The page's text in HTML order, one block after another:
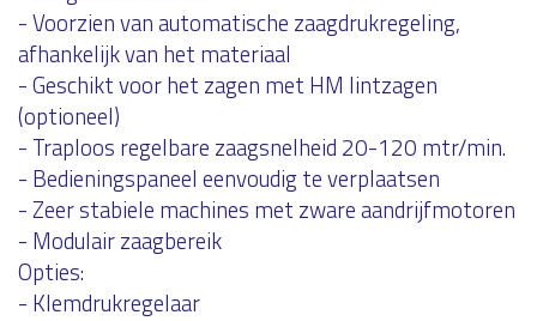
- Voorzien van automatische zaagdrukregeling,
afhankelijk van het materiaal
- Geschikt voor het zagen met HM lintzagen
(optioneel)
- Traploos regelbare zaagsnelheid 20-120 mtr/min.
- Bedieningspaneel eenvoudig te verplaatsen
- Zeer stabiele machines met zware aandrijfmotoren
- Modulair zaagbereik
Opties:
- Klemdrukregelaar